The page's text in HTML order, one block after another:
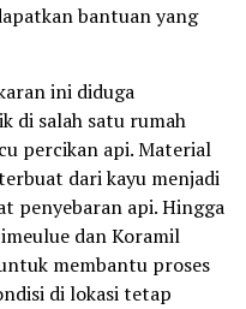
bantuan yang
ini diduga
di salah satu rumah
percikan api. Material
dari kayu menjadi
penyebaran api. Hingga
dan Koramil
membantu proses
di lokasi tetap